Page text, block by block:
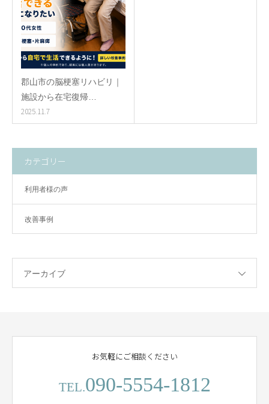
郡山市の脳梗塞リハビリ｜
施設から在宅復帰…
2025.11.7
カテゴリー
利用者様の声
改善事例
アーカイブ
お気軽にご相談ください
TEL.090-5554-1812